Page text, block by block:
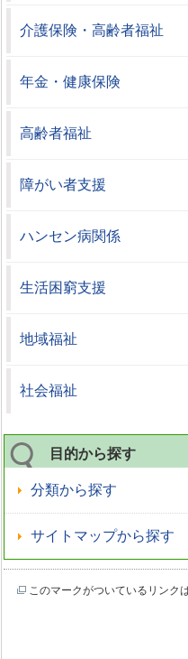
介護保険・高齢者福祉
年金・健康保険
高齢者福祉
障がい者支援
ハンセン病関係
生活困窮支援
地域福祉
社会福祉
目的から探す
分類から探す
サイトマップから探す
このマークがついているリンク